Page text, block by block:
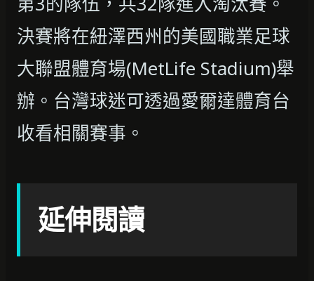
決賽將在紐澤西州的美國職業足球
大聯盟體育場(MetLife Stadium)舉
辦。台灣球迷可透過愛爾達體育台
收看相關賽事。
延伸閱讀